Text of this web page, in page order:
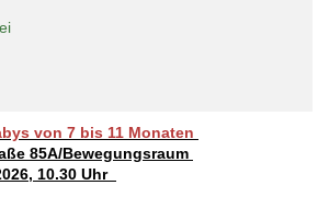
von 7 bis 11 Monaten
85A/Bewegungsraum
10.30 Uhr